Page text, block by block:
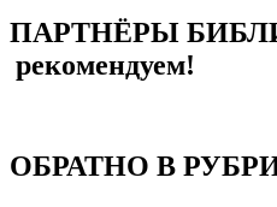
ПАРТНЁРЫ
рекомендуем!
ОБРАТНО В